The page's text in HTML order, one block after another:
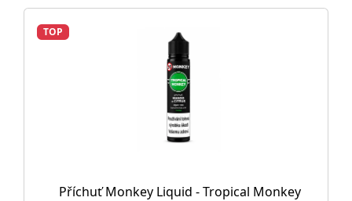
TOP
Příchuť Monkey Liquid - Tropical Monkey